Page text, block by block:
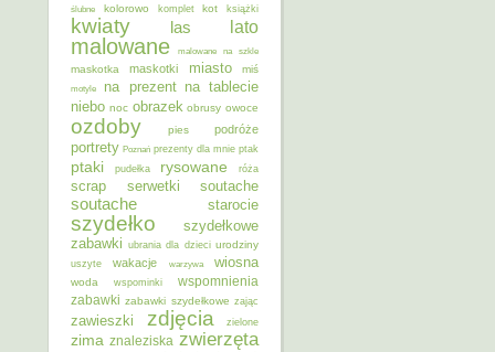
ślubne
kolorowo komplet kot książki
kwiaty las lato
malowane malowane na szkle
maskotka maskotki miasto miś
motyle na prezent na tablecie
niebo noc obrazek obrusy owoce
ozdoby pies podróże
portrety Poznań prezenty dla mnie ptak
ptaki pudełka rysowane róża
scrap serwetki soutache
soutache starocie
szydełko
szydełkowe
zabawki ubrania dla dzieci urodziny
uszyte wakacje warzywa wiosna
woda wspominki
wspomnienia
zabawki zabawki szydełkowe zając
zawieszki zdjęcia zielone
zima znaleziska zwierzęta